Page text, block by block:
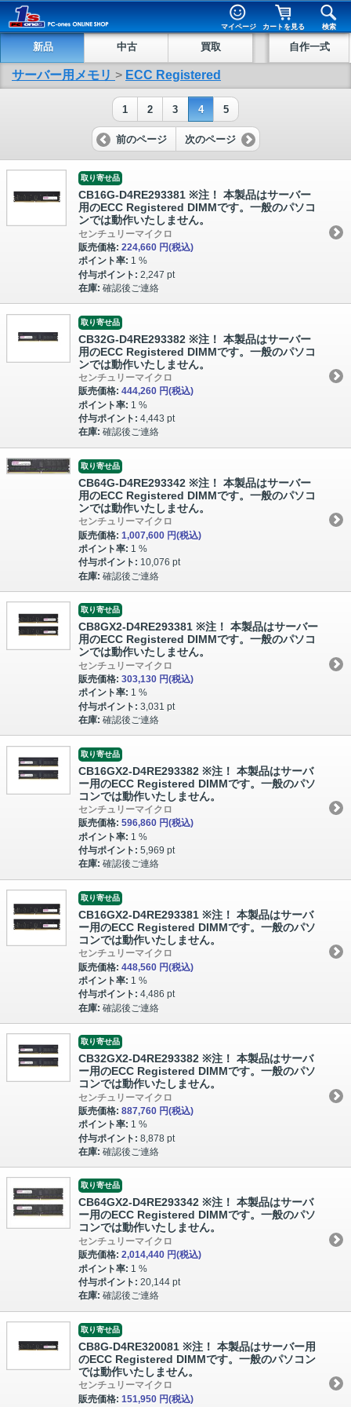
マイページ カートを見る 検索
新品 中古 買取 自作一式
サーバー用メモリ > ECC Registered
1 2 3 4 5
前のページ 次のページ
取り寄せ品
CB16G-D4RE293381 ※注！ 本製品はサーバー
用のECC Registered DIMMです。一般のパソコ
ンでは動作いたしません。
センチュリーマイクロ
販売価格: 224,660 円(税込)
ポイント率: 1 %
付与ポイント: 2,247 pt
在庫: 確認後ご連絡
取り寄せ品
CB32G-D4RE293382 ※注！ 本製品はサーバー
用のECC Registered DIMMです。一般のパソコ
ンでは動作いたしません。
センチュリーマイクロ
販売価格: 444,260 円(税込)
ポイント率: 1 %
付与ポイント: 4,443 pt
在庫: 確認後ご連絡
取り寄せ品
CB64G-D4RE293342 ※注！ 本製品はサーバー
用のECC Registered DIMMです。一般のパソコ
ンでは動作いたしません。
センチュリーマイクロ
販売価格: 1,007,600 円(税込)
ポイント率: 1 %
付与ポイント: 10,076 pt
在庫: 確認後ご連絡
取り寄せ品
CB8GX2-D4RE293381 ※注！ 本製品はサーバー
用のECC Registered DIMMです。一般のパソコ
ンでは動作いたしません。
センチュリーマイクロ
販売価格: 303,130 円(税込)
ポイント率: 1 %
付与ポイント: 3,031 pt
在庫: 確認後ご連絡
取り寄せ品
CB16GX2-D4RE293382 ※注！ 本製品はサーバ
ー用のECC Registered DIMMです。一般のパソ
コンでは動作いたしません。
センチュリーマイクロ
販売価格: 596,860 円(税込)
ポイント率: 1 %
付与ポイント: 5,969 pt
在庫: 確認後ご連絡
取り寄せ品
CB16GX2-D4RE293381 ※注！ 本製品はサーバ
ー用のECC Registered DIMMです。一般のパソ
コンでは動作いたしません。
センチュリーマイクロ
販売価格: 448,560 円(税込)
ポイント率: 1 %
付与ポイント: 4,486 pt
在庫: 確認後ご連絡
取り寄せ品
CB32GX2-D4RE293382 ※注！ 本製品はサーバ
ー用のECC Registered DIMMです。一般のパソ
コンでは動作いたしません。
センチュリーマイクロ
販売価格: 887,760 円(税込)
ポイント率: 1 %
付与ポイント: 8,878 pt
在庫: 確認後ご連絡
取り寄せ品
CB64GX2-D4RE293342 ※注！ 本製品はサーバ
ー用のECC Registered DIMMです。一般のパソ
コンでは動作いたしません。
センチュリーマイクロ
販売価格: 2,014,440 円(税込)
ポイント率: 1 %
付与ポイント: 20,144 pt
在庫: 確認後ご連絡
取り寄せ品
CB8G-D4RE320081 ※注！ 本製品はサーバー用
のECC Registered DIMMです。一般のパソコン
では動作いたしません。
センチュリーマイクロ
販売価格: 151,950 円(税込)